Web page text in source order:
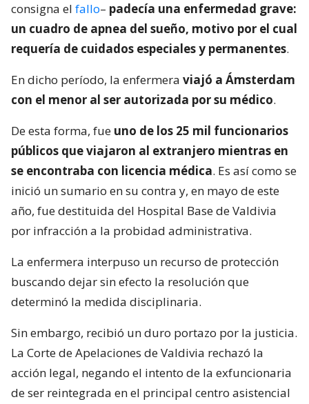
consigna el fallo– padecía una enfermedad grave:
un cuadro de apnea del sueño, motivo por el cual
requería de cuidados especiales y permanentes.
En dicho período, la enfermera viajó a Ámsterdam
con el menor al ser autorizada por su médico.
De esta forma, fue uno de los 25 mil funcionarios
públicos que viajaron al extranjero mientras en
se encontraba con licencia médica. Es así como se
inició un sumario en su contra y, en mayo de este
año, fue destituida del Hospital Base de Valdivia
por infracción a la probidad administrativa.
La enfermera interpuso un recurso de protección
buscando dejar sin efecto la resolución que
determinó la medida disciplinaria.
Sin embargo, recibió un duro portazo por la justicia.
La Corte de Apelaciones de Valdivia rechazó la
acción legal, negando el intento de la exfuncionaria
de ser reintegrada en el principal centro asistencial